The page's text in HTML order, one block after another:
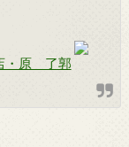
・原 了郭